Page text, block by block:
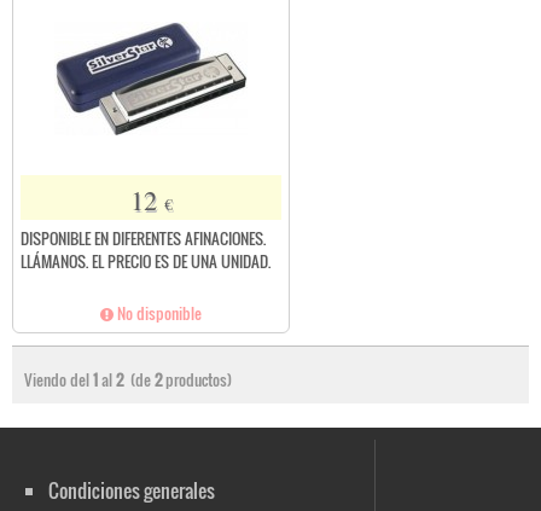
12 €
DISPONIBLE EN DIFERENTES AFINACIONES.
LLÁMANOS. EL PRECIO ES DE UNA UNIDAD.
No disponible
Viendo del1al2 (de2productos)
Condiciones generales